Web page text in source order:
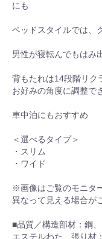
にも
ベッドスタイルでは、
男性が寝転んでもはみ
背もたれは14段階リク
お好みの角度に調整で
車中泊にもおすすめ
＜選べるタイプ＞
・スリム
・ワイド
※画像はご覧のモニタ
異なって見える場合が
■品質／構造部材：鋼
エステルわた、張り材